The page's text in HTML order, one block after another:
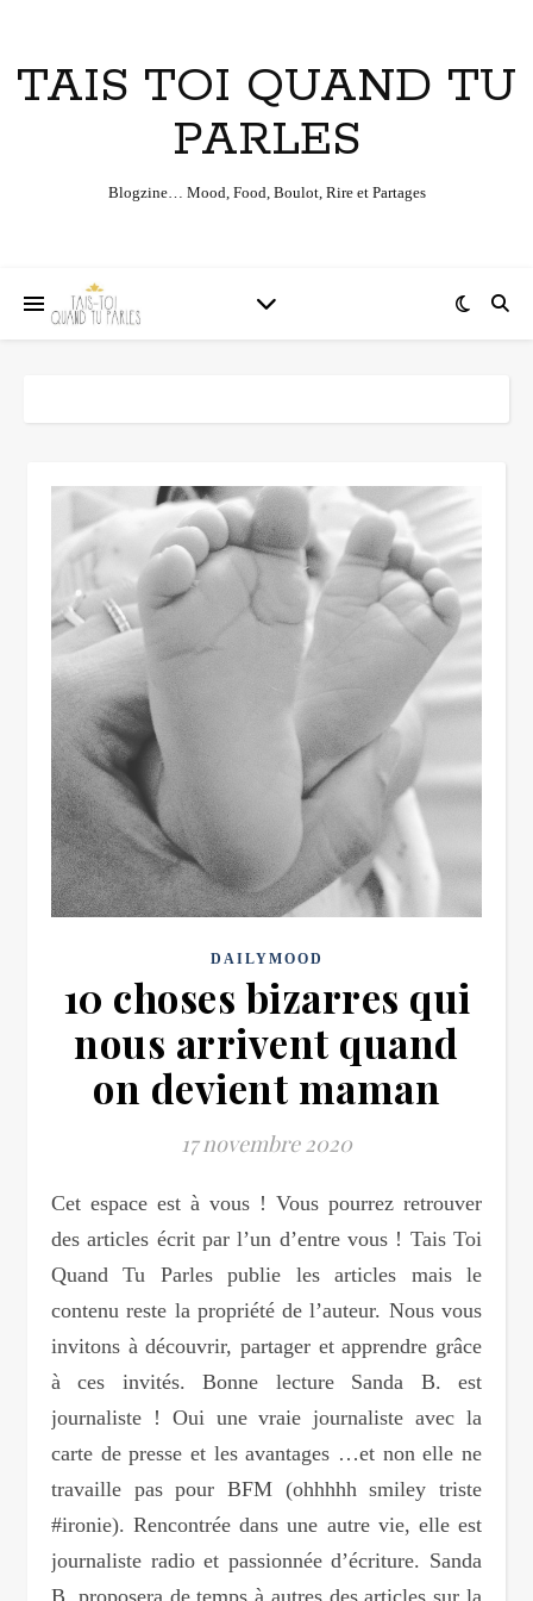
TAIS TOI QUAND TU
PARLES
Blogzine… Mood, Food, Boulot, Rire et Partages
DAILYMOOD
10 choses bizarres qui
nous arrivent quand
on devient maman
17 novembre 2020
Cet espace est à vous ! Vous pourrez retrouver
des articles écrit par l’un d’entre vous ! Tais Toi
Quand Tu Parles publie les articles mais le
contenu reste la propriété de l’auteur. Nous vous
invitons à découvrir, partager et apprendre grâce
à ces invités. Bonne lecture Sanda B. est
journaliste ! Oui une vraie journaliste avec la
carte de presse et les avantages …et non elle ne
travaille pas pour BFM (ohhhhh smiley triste
#ironie). Rencontrée dans une autre vie, elle est
journaliste radio et passionnée d’écriture. Sanda
B. proposera de temps à autres des articles sur la